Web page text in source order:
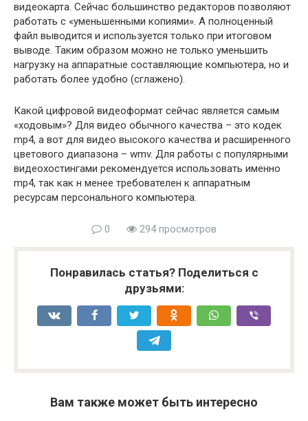
видеокарта. Сейчас большинство редакторов позволяют
работать с «уменьшенными копиями». А полноценный
файл выводится и используется только при итоговом
выводе. Таким образом можно не только уменьшить
нагрузку на аппаратные составляющие компьютера, но и
работать более удобно (сглажено).
Какой цифровой видеоформат сейчас является самым
«ходовым»? Для видео обычного качества – это кодек
mp4, а вот для видео высокого качества и расширенного
цветового диапазона – wmv. Для работы с популярными
видеохостингами рекомендуется использовать именно
mp4, так как н менее требователен к аппаратным
ресурсам персонального компьютера.
0 294 просмотров
Понравилась статья? Поделиться с
друзьями:
Вам также может быть интересно